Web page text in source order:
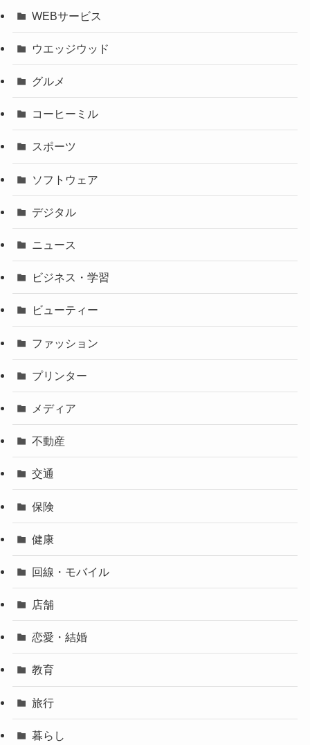
WEBサービス
ウエッジウッド
グルメ
コーヒーミル
スポーツ
ソフトウェア
デジタル
ニュース
ビジネス・学習
ビューティー
ファッション
プリンター
メディア
不動産
交通
保険
健康
回線・モバイル
店舗
恋愛・結婚
教育
旅行
暮らし